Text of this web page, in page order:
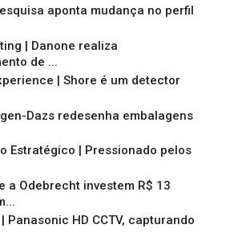
aponta mudança no perfil
| Danone realiza
de ...
| Shore é um detector
Dazs redesenha embalagens
Estratégico | Pressionado pelos
a Odebrecht investem R$ 13
Panasonic HD CCTV, capturando